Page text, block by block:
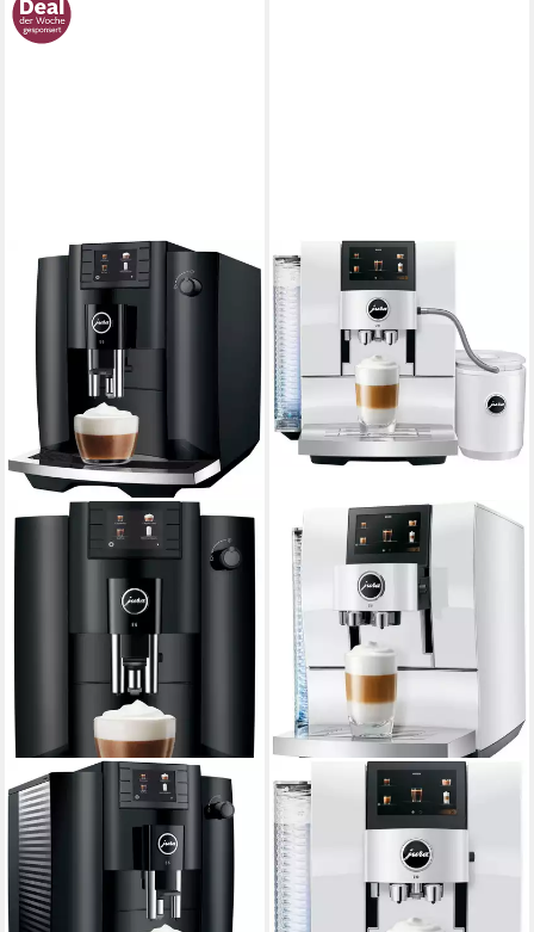
JURA
Kaffeevollautomat 15802 E6
Full Black (EC)
280 g
Bohnenkapazität
15 bar
Pumpendruck
Touch-Bedienung Bedienung
JURA
Kaffeevollautomat 15410 Z10
Diamond White (EA)
280 g
Bohnenkapazität
15 bar
Pumpendruck
Touch-Bedienung